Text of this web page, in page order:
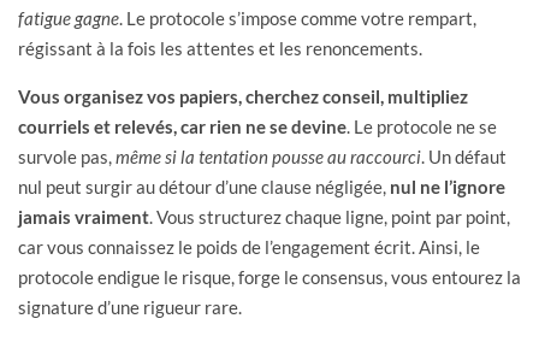
fatigue gagne. Le protocole s’impose comme votre rempart,
régissant à la fois les attentes et les renoncements.
Vous organisez vos papiers, cherchez conseil, multipliez
courriels et relevés, car rien ne se devine. Le protocole ne se
survole pas,même si la tentation pousse au raccourci. Un défaut
nul peut surgir au détour d’une clause négligée, nul ne l’ignore
jamais vraiment. Vous structurez chaque ligne, point par point,
car vous connaissez le poids de l’engagement écrit. Ainsi, le
protocole endigue le risque, forge le consensus, vous entourez la
signature d’une rigueur rare.